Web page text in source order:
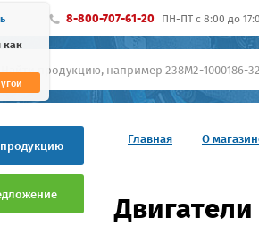
как
8-800-707-61-20 ПН-ПТ c 8:00 до
Главная О
продукцию